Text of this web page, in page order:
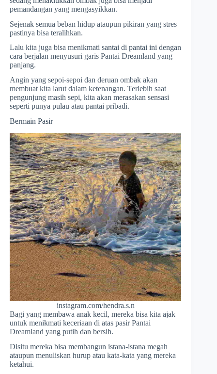
pemandangan yang mengasyikkan.
Sejenak semua beban hidup ataupun pikiran yang stres
pastinya bisa teralihkan.
Lalu kita juga bisa menikmati santai di pantai ini dengan
cara berjalan menyusuri garis Pantai Dreamland yang
panjang.
Angin yang sepoi-sepoi dan deruan ombak akan
membuat kita larut dalam ketenangan. Terlebih saat
pengunjung masih sepi, kita akan merasakan sensasi
seperti punya pulau atau pantai pribadi.
Bermain Pasir
instagram.com/hendra.s.n
Bagi yang membawa anak kecil, mereka bisa kita ajak
untuk menikmati keceriaan di atas pasir Pantai
Dreamland yang putih dan bersih.
Disitu mereka bisa membangun istana-istana megah
ataupun menuliskan hurup atau kata-kata yang mereka
ketahui.